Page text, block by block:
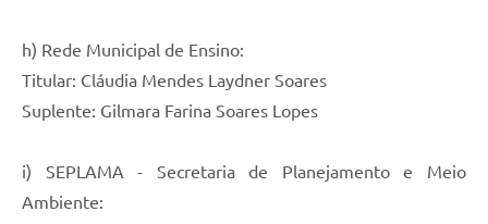
h) Rede Municipal de Ensino:
Titular: Cláudia Mendes Laydner Soares
Suplente: Gilmara Farina Soares Lopes
i) SEPLAMA - Secretaria de Planejamento e Meio
Ambiente: